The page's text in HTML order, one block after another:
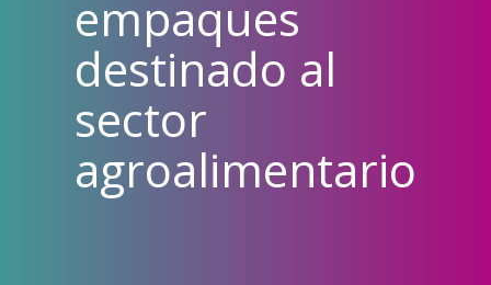
de empaques
para la